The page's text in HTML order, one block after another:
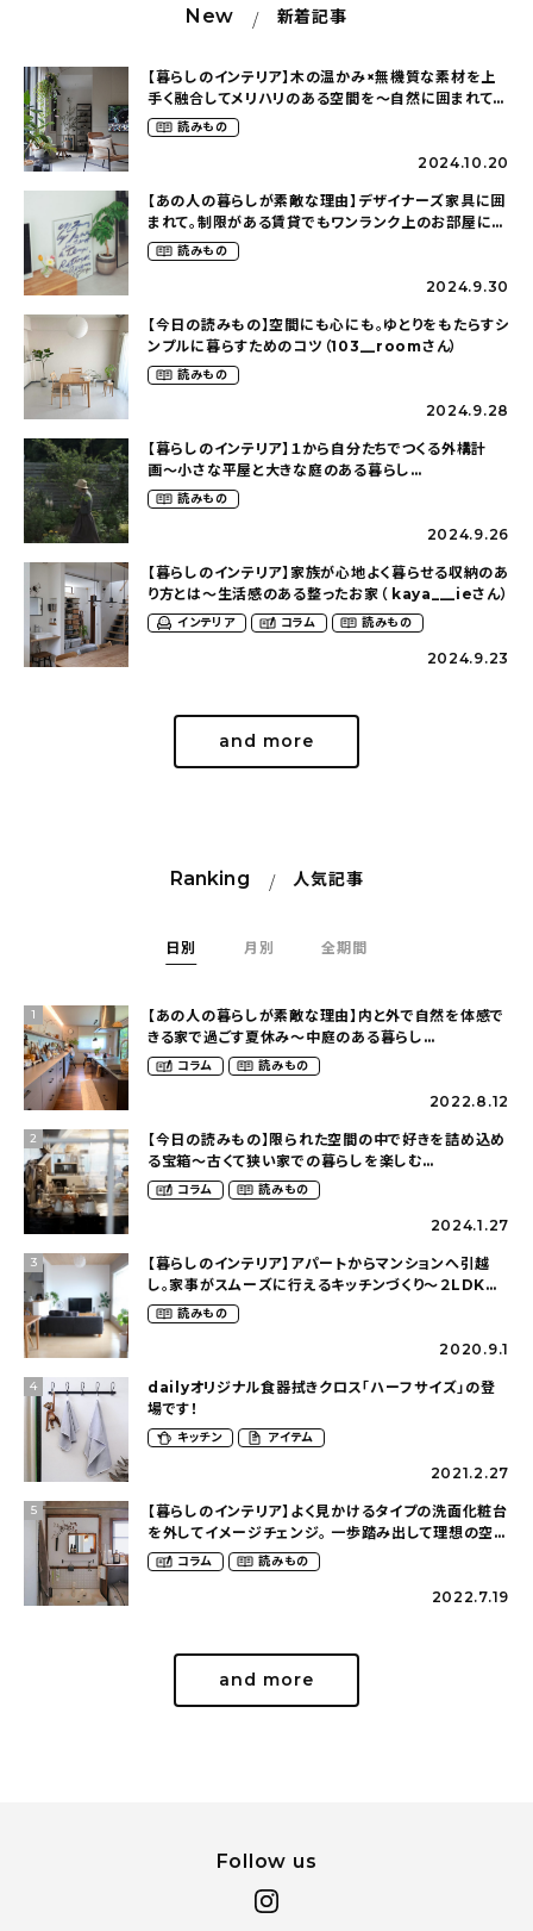
New 新着記事
【暮らしのインテリア】木の温かみ×無機質な素材を上
手く融合してメリハリのある空間を〜自然に囲まれて暮
らす（ki_no_ieさん）
読みもの
2024.10.20
【あの人の暮らしが素敵な理由】デザイナーズ家具に囲
まれて。制限がある賃貸でもワンランク上のお部屋に〜
狭くても好きな暮らしのこと（_____chika708さん）
読みもの
2024.9.30
【今日の読みもの】空間にも心にも。ゆとりをもたらすシ
ンプルに暮らすためのコツ（103__roomさん）
読みもの
2024.9.28
【暮らしのインテリア】１から自分たちでつくる外構計
画〜小さな平屋と大きな庭のある暮らし
（tsumikiniwaさん）
読みもの
2024.9.26
【暮らしのインテリア】家族が心地よく暮らせる収納のあ
り方とは〜生活感のある整ったお家（ kaya___ieさん）
インテリア コラム 読みもの
2024.9.23
and more
Ranking 人気記事
日別 月別 全期間
1
【あの人の暮らしが素敵な理由】内と外で自然を体感で
きる家で過ごす夏休み〜中庭のある暮らし
（yume_2700さん）
コラム 読みもの
2022.8.12
2
【今日の読みもの】限られた空間の中で好きを詰め込め
る宝箱〜古くて狭い家での暮らしを楽しむ
（2nyan_and_lifestylesさん）
コラム 読みもの
2024.1.27
3
【暮らしのインテリア】アパートからマンションへ引越
し。家事がスムーズに行えるキッチンづくり〜２LDKの
賃貸暮らし（mari_ppe_さん）
読みもの
2020.9.1
4
dailyオリジナル食器拭きクロス「ハーフサイズ」の登
場です！
キッチン アイテム
2021.2.27
5
【暮らしのインテリア】よく見かけるタイプの洗面化粧台
を外してイメージチェンジ。 一歩踏み出して理想の空間
へ〜築１２年の建売住宅をDIYする暮らし
（asasa0509さん）
コラム 読みもの
2022.7.19
and more
Follow us